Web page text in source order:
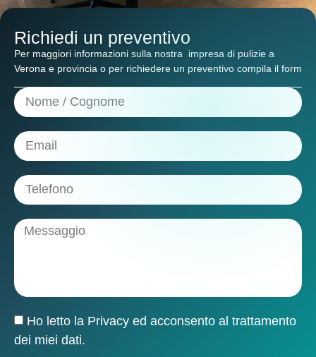
Per maggiori informazioni sulla nostra impresa di pulizie a
Verona e provincia o per richiedere un preventivo compila il form
Richiedi un preventivo
Ho letto la Privacy ed acconsento al trattamento
dei miei dati.